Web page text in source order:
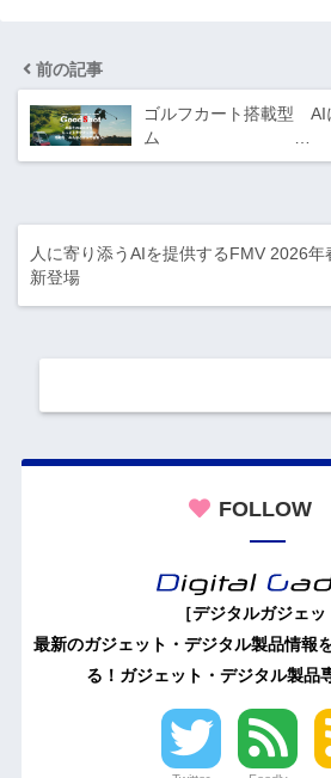
前の記事
ゴルフカート搭載型 AI
ム …
人に寄り添うAIを提供するFMV 2026年
新登場
FOLLOW
［デジタルガジェッ
最新のガジェット・デジタル製品情報
る！ガジェット・デジタル製品